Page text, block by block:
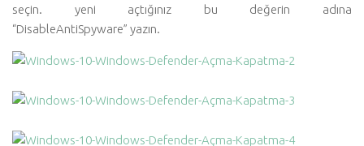
seçin. yeni açtığınız bu değerin adına
“DisableAntiSpyware” yazın.